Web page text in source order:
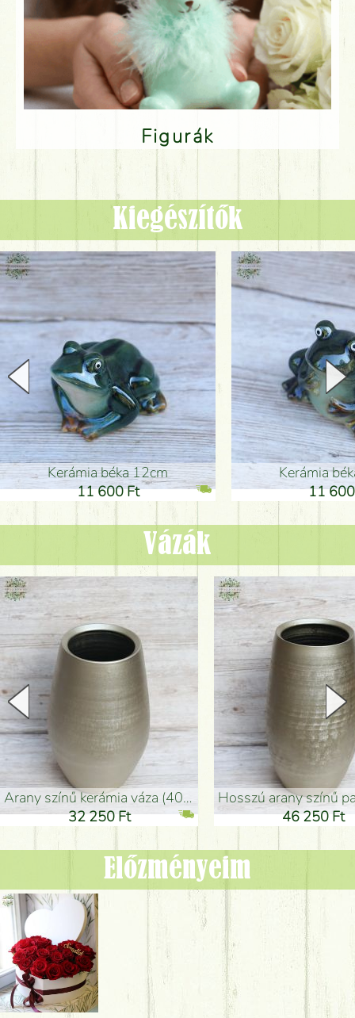
Figurák
Kiegészítők
Kerámia béka 12cm
11 600 Ft
Kerámia
11
Vázák
arany színű kerámia váza (40x26cm)
32 250 Ft
hosszú arany színű
46 250 Ft
Előzményeim